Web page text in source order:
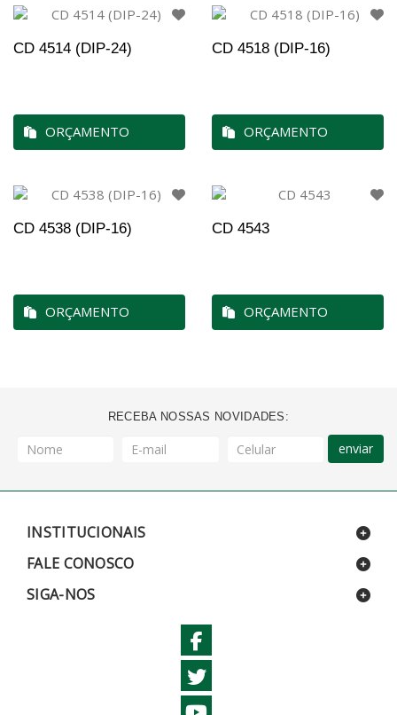
CD 4514 (DIP-24)
ORÇAMENTO
CD 4518 (DIP-16)
ORÇAMENTO
CD 4538 (DIP-16)
ORÇAMENTO
CD 4543
ORÇAMENTO
RECEBA NOSSAS NOVIDADES:
enviar
INSTITUCIONAIS
FALE CONOSCO
SIGA-NOS